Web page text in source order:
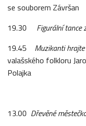
se souborem Závršan
19.30 Figurální tance
19.45 Muzikanti
valašského folkloru
Polajka
13.00 Dřevěné